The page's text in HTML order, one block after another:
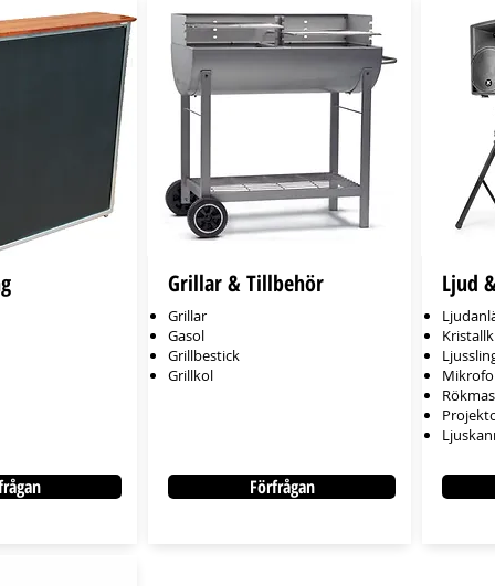
Grillar & Tillbehör
Grillar
Gasol
Grillbestick
Grillkol
Förfrågan
Ljud